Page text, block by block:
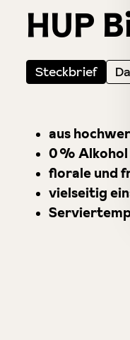
HUP
Steckbrief
aus
0 % Alkohol
florale und
vielseitig